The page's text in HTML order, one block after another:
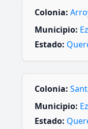
Colonia:
Municipio:
Estado:
Colonia:
Municipio:
Estado: